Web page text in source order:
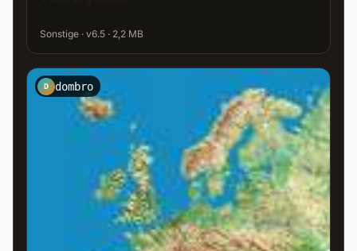
Sonstige · v6.5 · 2,2 MB
D dombro